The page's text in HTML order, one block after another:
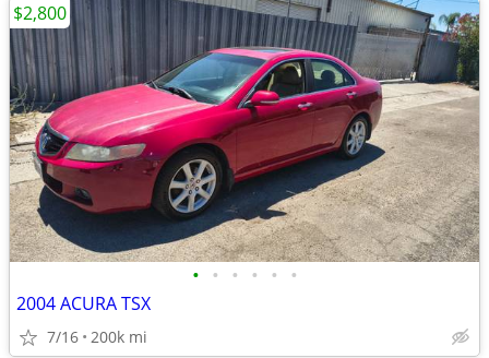
• • • • • •
2004 ACURA TSX
7/16 200k mi
$2,800